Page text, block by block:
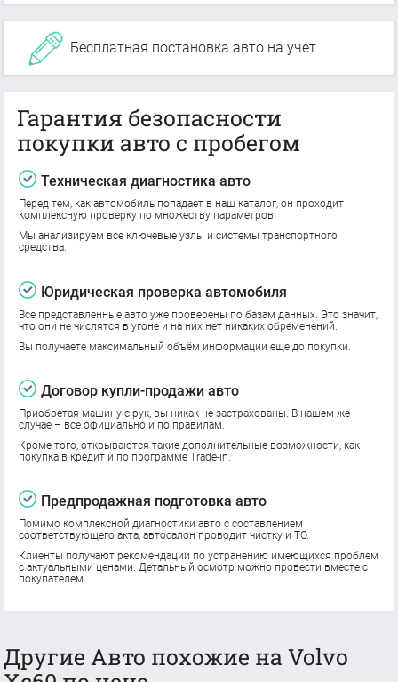
Бесплатная постановка авто на учет
Гарантия безопасности
покупки авто с пробегом
Техническая диагностика авто
Перед тем, как автомобиль попадает в наш каталог, он проходит
комплексную проверку по множеству параметров.
Мы анализируем все ключевые узлы и системы транспортного
средства.
Юридическая проверка автомобиля
Все представленные авто уже проверены по базам данных. Это значит,
что они не числятся в угоне и на них нет никаких обременений.
Вы получаете максимальный объём информации еще до покупки.
Договор купли-продажи авто
Приобретая машину с рук, вы никак не застрахованы. В нашем же
случае – всё официально и по правилам.
Кроме того, открываются такие дополнительные возможности, как
покупка в кредит и по программе Trade-in.
Предпродажная подготовка авто
Помимо комплексной диагностики авто с составлением
соответствующего акта, автосалон проводит чистку и ТО.
Клиенты получают рекомендации по устранению имеющихся проблем
с актуальными ценами. Детальный осмотр можно провести вместе с
покупателем.
Другие Авто похожие на Volvo